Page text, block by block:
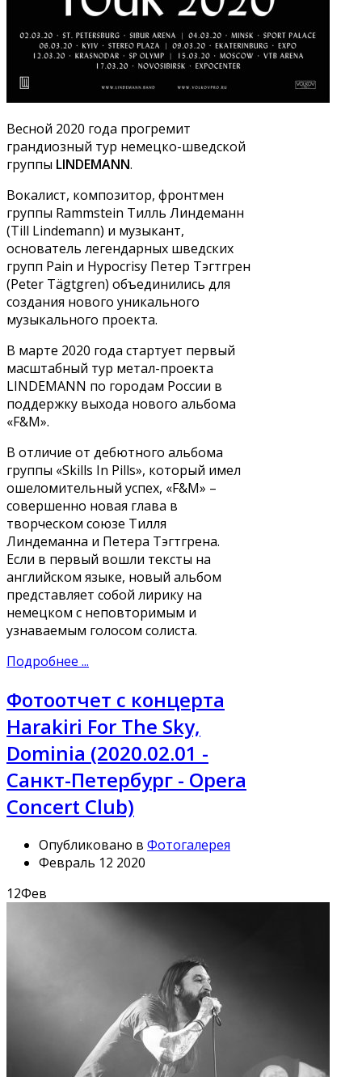
Весной 2020 года прогремит
грандиозный тур немецко-шведской
группы LINDEMANN.
Вокалист, композитор, фронтмен
группы Rammstein Тилль Линдеманн
(Till Lindemann) и музыкант,
основатель легендарных шведских
групп Pain и Hypocrisy Петер Тэгтгрен
(Peter Tägtgren) объединились для
создания нового уникального
музыкального проекта.
В марте 2020 года стартует первый
масштабный тур метал-проекта
LINDEMANN по городам России в
поддержку выхода нового альбома
«F&M».
В отличие от дебютного альбома
группы «Skills In Pills», который имел
ошеломительный успех, «F&M» –
совершенно новая глава в
творческом союзе Тилля
Линдеманна и Петера Тэгтгрена.
Если в первый вошли тексты на
английском языке, новый альбом
представляет собой лирику на
немецком с неповторимым и
узнаваемым голосом солиста.
Подробнее ...
Фотоотчет с концерта
Harakiri For The Sky,
Dominia (2020.02.01 -
Санкт-Петербург - Opera
Concert Club)
Опубликовано в Фотогалерея
Февраль 12 2020
12Фев